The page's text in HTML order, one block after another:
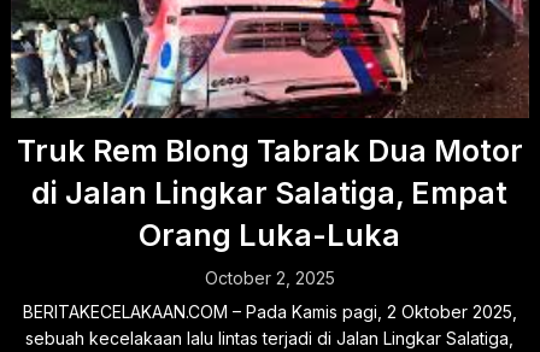
Truk Rem Blong Tabrak Dua Motor
di Jalan Lingkar Salatiga, Empat
Orang Luka-Luka
October 2, 2025
BERITAKECELAKAAN.COM – Pada Kamis pagi, 2 Oktober 2025,
sebuah kecelakaan lalu lintas terjadi di Jalan Lingkar Salatiga,